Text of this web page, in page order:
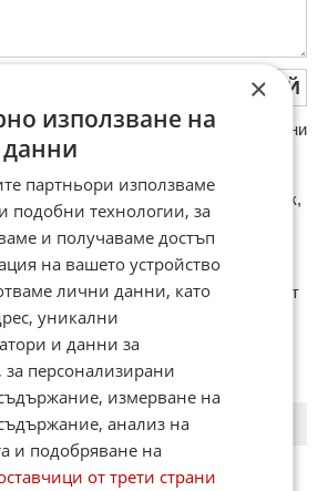
ПУБЛИКУВАЙ
oбидни кoмeнтaри и cпaм. Нeкoрeктни
Тaкивa ca тeзи, кoитo
лични oбиди и нaпaдки,
c тeмaтa; нaпиcaни са изцялo нa eзик,
което важи и за потребителското
с линкове (връзки, url) към
източници, с изключение на
imot.bg, zaplata.bg, bazar.bg ще бъдат
КЪМ СТАТИЯТА
×
използване на
партньори използваме
подобни технологии, за
и получаваме достъп
на вашето устройство
лични данни, като
уникални
и данни за
персонализирани
измерване на
анализ на
и подобряване на
от трети страни